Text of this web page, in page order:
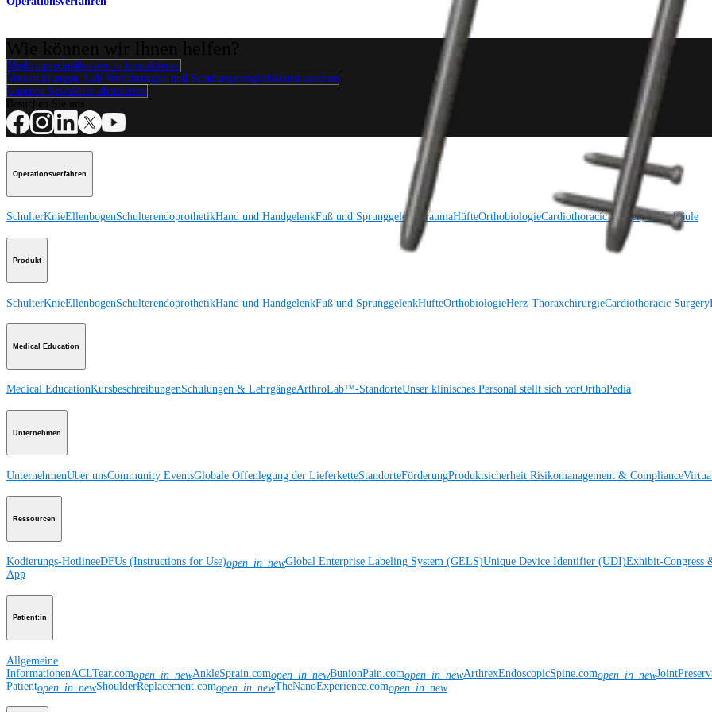
Medizinproduktberater:in kontaktieren
Veranstaltungen, Lab-Vorführungen und Schulungsmöglichkeiten ansehen
Unseren Newsletter abonnieren
Operationsverfahren
SchulterKnieEllenbogenSchulterendoprothetikHand und HandgelenkFuß und Sprunggelenk TraumaHüfteOrthobiologieCardiothoracic SurgeryWirbelsäule
Produkt
SchulterKnieEllenbogenSchulterendoprothetikHand und HandgelenkFuß und SprunggelenkHüfteOrthobiologieHerz-ThoraxchirurgieCardiothoracic Surgery
Medical Education
Medical EducationKursbeschreibungenSchulungen & LehrgängeArthroLab™-StandorteUnser klinisches Personal stellt sich vorOrthoPedia
Unternehmen
UnternehmenÜber unsCommunity EventsGlobale Offenlegung der LieferketteStandorteFörderungProduktsicherheit Risikomanagement & Compliance
Ressourcen
Kodierungs-HotlineeDFUs (Instructions for Use)open_in_newGlobal Enterprise Labeling System (GELS)Unique Device Identifier (UDI)Exhibit-Congress
App
Patient:in
Allgemeine
InformationenACLTear.comopen_in_newAnkleSprain.comopen_in_newBunionPain.comopen_in_newArthrexEndoscopicSpine.comopen_in_new
Patientopen_in_newShoulderReplacement.comopen_in_newTheNanoExperience.comopen_in_new